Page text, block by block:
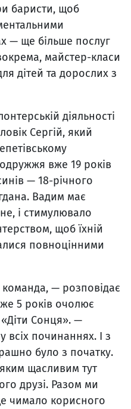
баристи, щоб
— ще більше послуг
майстер-класи
дітей та дорослих з
діяльності
Сергій, який
вже 19 років
— 18-річного
Вадим має
і стимулювало
щоб їхній
повноцінними
— розповідає
5 років очолює
Сонця». —
всіх починаннях. І з
було з початку.
щасливим тут
друзі. Разом ми
чимало корисного